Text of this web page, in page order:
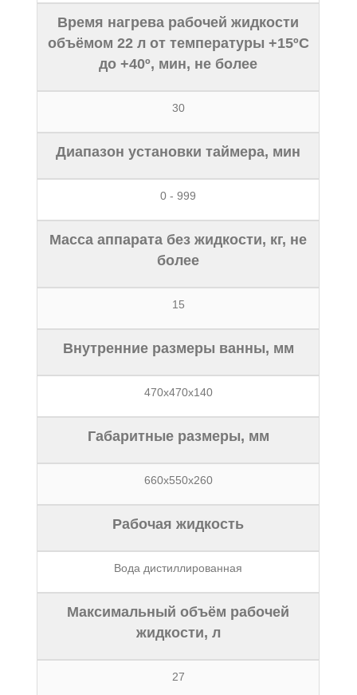
Время нагрева рабочей жидкости
объёмом 22 л от температуры +15ºС
до +40º, мин, не более
30
Диапазон установки таймера, мин
0 - 999
Масса аппарата без жидкости, кг, не
более
15
Внутренние размеры ванны, мм
470х470х140
Габаритные размеры, мм
660х550х260
Рабочая жидкость
Вода дистиллированная
Максимальный объём рабочей
жидкости, л
27